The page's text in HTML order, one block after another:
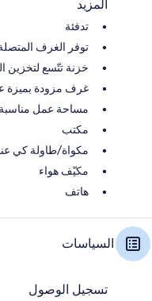
المزيد
تدفئة
توفر الغرف
خزنة تتّسع لتخزين
غرف مزودة بميزة
مساحة عمل مناسبة
مكتب
مكواة/طاولة كي
مكيّف هواء
هاتف
السياسات
تسجيل الوصول